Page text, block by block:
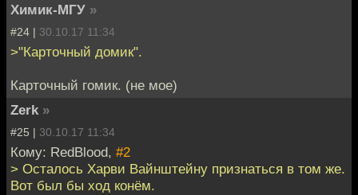
Химик-МГУ »
#24 | 30.10.17 11:34
>"Карточный домик".
Карточный гомик. (не мое)
Zerk »
#25 | 30.10.17 11:34
Кому: RedBlood, #2
> Осталось Харви Вайнштейну признаться в том же.
Вот был бы ход конём.